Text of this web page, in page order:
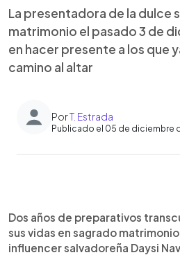
La presentadora de la dulce
matrimonio el pasado 3 de
en hacer presente a los que
camino al altar
PorT. Estrada
Publicado el 05 de diciembre
► Escuchar artículo
Dos años de preparativos
sus vidas en sagrado
influencer salvadoreña Daysi